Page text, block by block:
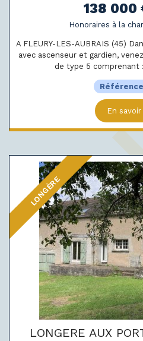
138 000
Honoraires à la
A FLEURY-LES-AUBRAIS (45)
avec ascenseur et gardien,
de type 5 comprenant
En
LONGÈRE
LONGERE AUX